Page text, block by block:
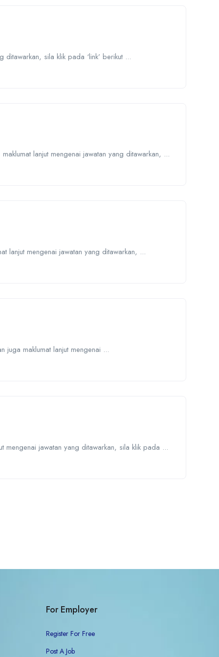
ditawarkan, sila klik pada ‘link’ berikut ...
lanjut mengenai jawatan yang ditawarkan, ...
lanjut mengenai jawatan yang ditawarkan, ...
juga maklumat lanjut mengenai ...
mengenai jawatan yang ditawarkan, sila klik pada ...
For Employer
Register For Free
Post A Job